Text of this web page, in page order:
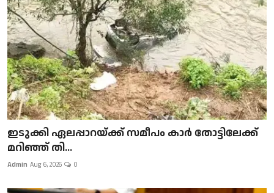
ഇടുക്കി ഏലപ്പാറയ്ക്ക് സമീപം കാർ തോട്ടിലേക്ക്
മറിഞ്ഞ് തി...
Admin Aug 6, 2026 0